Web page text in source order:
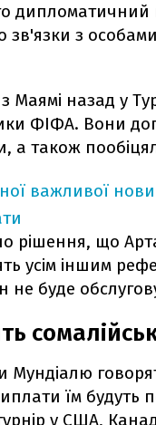
дипломатичний
зв'язки з
з Маямі назад у
ФІФА. Вони
а також
важливої
рішення, що
усім іншим
не буде
Мундіалю
їм будуть
у США,